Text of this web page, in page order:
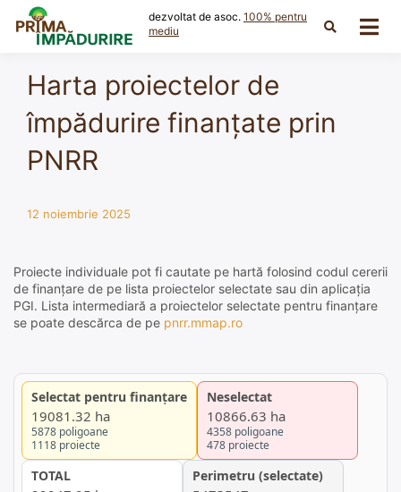
content
dezvoltat de asoc. 100% pentru
mediu
Harta proiectelor de
împădurire finanțate prin
PNRR
12 noiembrie 2025
Proiecte individuale pot fi cautate pe hartă folosind codul cererii
de finanțare de pe lista proiectelor selectate sau din aplicația
PGI. Lista intermediară a proiectelor selectate pentru finanțare
se poate descărca de pe pnrr.mmap.ro
Selectat pentru finanțare
19081.32 ha
5878 poligoane
1118 proiecte
Neselectat
10866.63 ha
4358 poligoane
478 proiecte
TOTAL Perimetru (selectate)